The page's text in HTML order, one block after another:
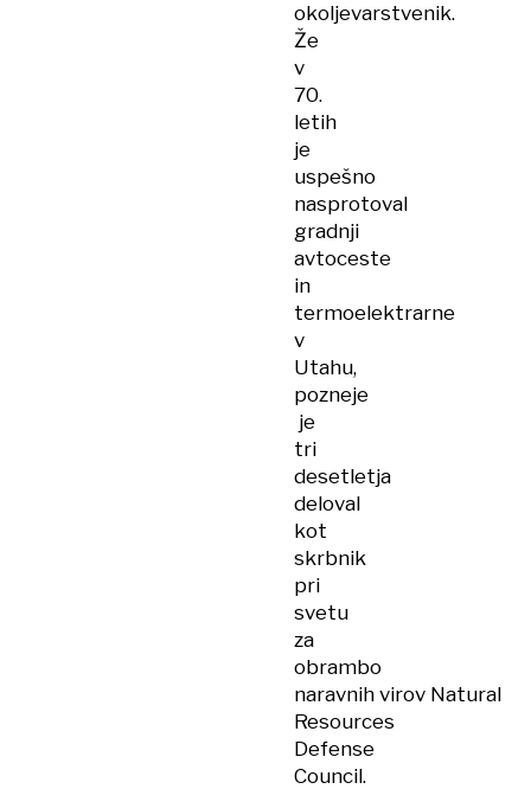
okoljevarstvenik.
Že
v
70.
letih
je
uspešno
nasprotoval
gradnji
avtoceste
in
termoelektrarne
v
Utahu,
pozneje
je
tri
desetletja
deloval
kot
skrbnik
pri
svetu
za
obrambo
naravnih virov Natural
Resources
Defense
Council.